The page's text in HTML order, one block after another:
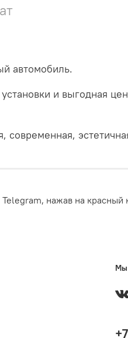
автомобиль.
и выгодная
современная,
нажав на красный
Мы